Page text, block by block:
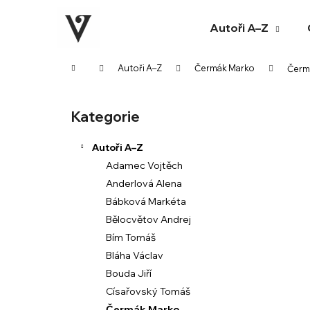
Autoři A–Z
Domů Autoři A–Z Čermák Marko
Přeskočit
kategorie
Kategorie
Autoři A–Z
Adamec Vojtěch
Anderlová Alena
Bábková Markéta
Bělocvětov Andrej
Bím Tomáš
Bláha Václav
Bouda Jiří
Císařovský Tomáš
Zpět
Zpět